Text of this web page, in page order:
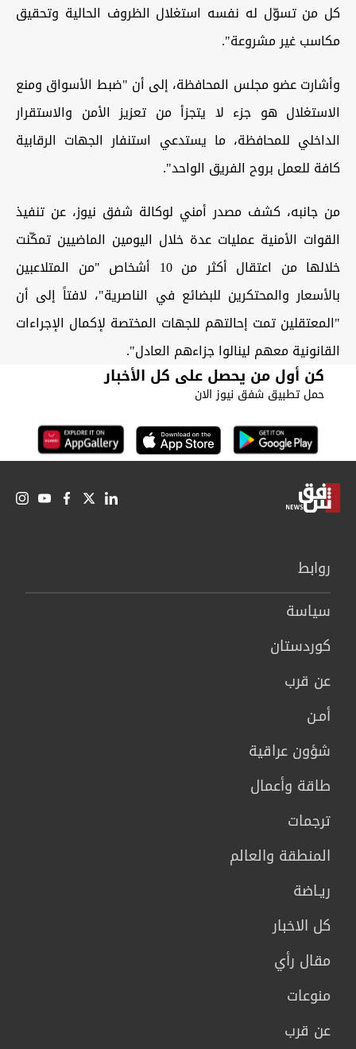
كل من تسوّل له نفسه استغلال الظروف الحالية وتحقيق
مكاسب غير مشروعة".
وأشارت عضو مجلس المحافظة، إلى أن "ضبط الأسواق ومنع
الاستغلال هو جزء لا يتجزأ من تعزيز الأمن والاستقرار
الداخلي للمحافظة، ما يستدعي استنفار الجهات الرقابية
كافة للعمل بروح الفريق الواحد".
من جانبه، كشف مصدر أمني لوكالة شفق نيوز، عن تنفيذ
القوات الأمنية عمليات عدة خلال اليومين الماضيين تمكّنت
خلالها من اعتقال أكثر من 10 أشخاص "من المتلاعبين
بالأسعار والمحتكرين للبضائع في الناصرية"، لافتاً إلى أن
"المعتقلين تمت إحالتهم للجهات المختصة لإكمال الإجراءات
القانونية معهم لينالوا جزاءهم العادل".
كن أول من يحصل على كل الأخبار
حمل تطبيق شفق نيوز الان
روابط
سیاسة
كوردستان
عن قرب
أمـن
شؤون عراقية
طاقة وأعمال
ترجمات
المنطقة والعالم
ريـاضة
كل الاخبار
مقال رأي
منوعات
عن قرب